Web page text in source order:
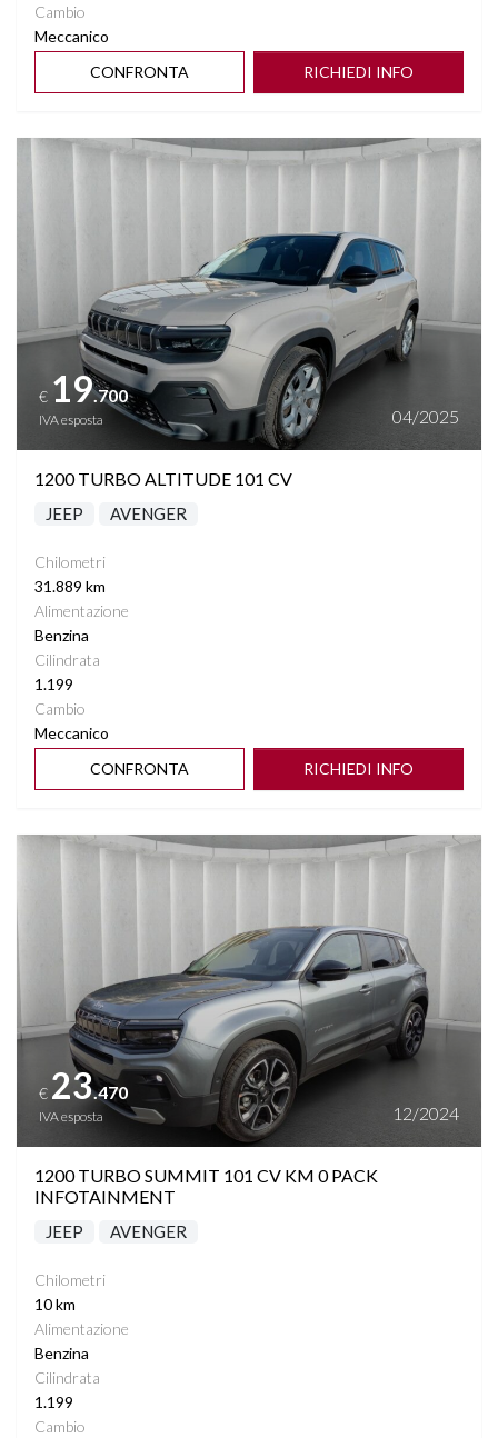
Cambio
Meccanico
CONFRONTA
RICHIEDI INFO
Vedi dettagli
€ 19.700
IVA esposta 04/2025
1200 TURBO ALTITUDE 101 CV
JEEP AVENGER
Chilometri
31.889 km
Alimentazione
Benzina
Cilindrata
1.199
Cambio
Meccanico
CONFRONTA
RICHIEDI INFO
Vedi dettagli
€ 23.470
IVA esposta 12/2024
1200 TURBO SUMMIT 101 CV KM 0 PACK
INFOTAINMENT
JEEP AVENGER
Chilometri
10 km
Alimentazione
Benzina
Cilindrata
1.199
Cambio